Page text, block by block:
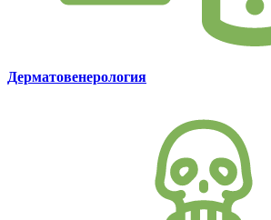
Дерматовенерология